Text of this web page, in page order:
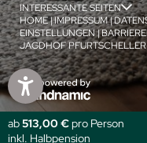
1/4
ab513,00 €pro Person
inkl. Halbpension
INTERESSANTE SEITEN
HOME|IMPRESSUM|
EINSTELLUNGEN|
JAGDHOF PFURTSCHELLER